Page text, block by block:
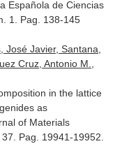
Española de Ciencias
1. Pag. 138-145
José Javier, Santana,
Cruz, Antonio M.,
in the lattice
as
of Materials
Pag. 19941-19952.